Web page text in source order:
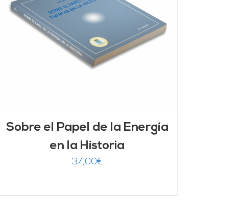
Sobre el Papel de la Energía
en la Historia
37,00€